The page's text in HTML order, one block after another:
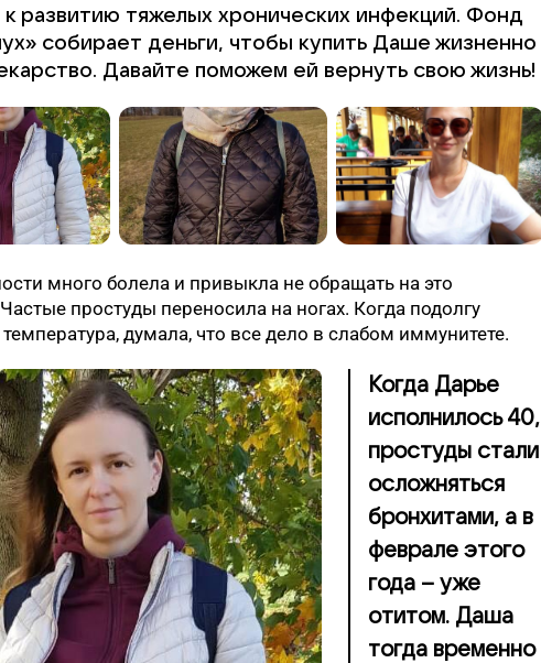
к развитию тяжелых хронических инфекций. Фонд
собирает деньги, чтобы купить Даше жизненно
Давайте поможем ей вернуть свою жизнь!
много болела и привыкла не обращать на это
простуды переносила на ногах. Когда подолгу
думала, что все дело в слабом иммунитете.
Когда Дарье
исполнилось 40,
простуды стали
осложняться
бронхитами, а в
феврале этого
года – уже
отитом. Даша
тогда временно